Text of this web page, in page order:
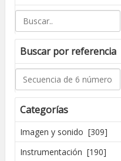
Buscar por referencia
Categorías
Imagen y sonido [309]
Instrumentación [190]